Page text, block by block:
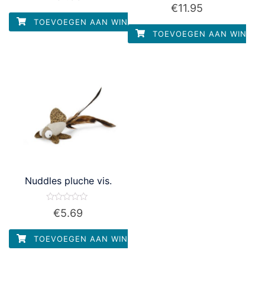
5
TOEVOEGEN AAN WINKELWAGEN
Waardering
5
€11.95
TOEVOEGEN AAN
Nuddles pluche vis.
Waardering
5
€5.69
TOEVOEGEN AAN WINKELWAGEN